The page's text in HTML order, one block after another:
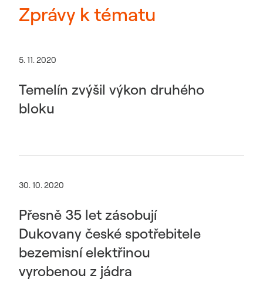
Zprávy k tématu
5. 11. 2020
Temelín zvýšil výkon druhého
bloku
30. 10. 2020
Přesně 35 let zásobují
Dukovany české spotřebitele
bezemisní elektřinou
vyrobenou z jádra